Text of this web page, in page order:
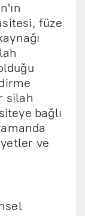
füze
silah
bağlı
ve